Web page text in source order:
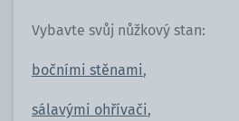
Vybavte svůj nůžkový stan:
bočními stěnami,
sálavými ohřívači,